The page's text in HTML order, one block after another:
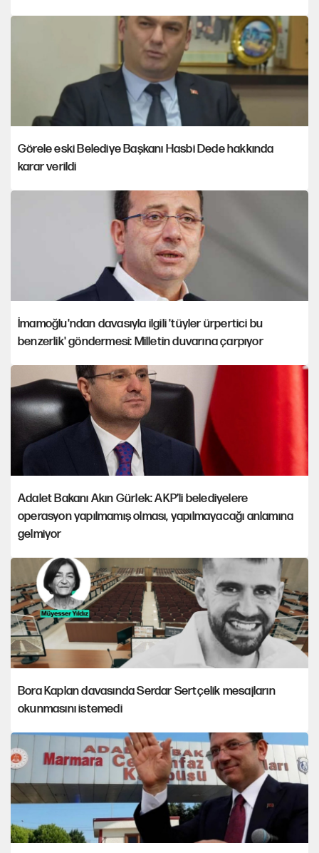
Görele eski Belediye Başkanı Hasbi Dede hakkında
karar verildi
İmamoğlu'ndan davasıyla ilgili 'tüyler ürpertici bu
benzerlik' göndermesi: Milletin duvarına çarpıyor
Adalet Bakanı Akın Gürlek: AKP’li belediyelere
operasyon yapılmamış olması, yapılmayacağı anlamına
gelmiyor
Bora Kaplan davasında Serdar Sertçelik mesajların
okunmasını istemedi